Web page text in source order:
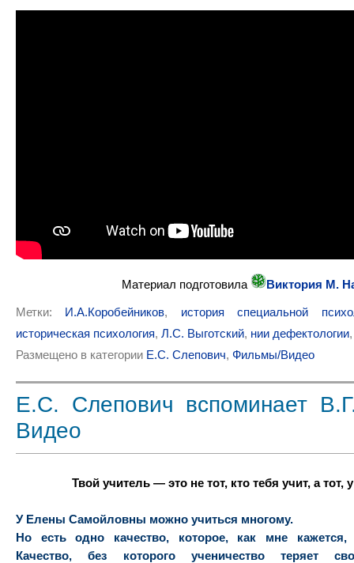
Материал подготовила Виктория М.
Метки: И.А.Коробейников, история специальной
историческая психология, Л.С. Выготский, нии дефектологии
Размещено в категории Е.С. Слепович, Фильмы/Видео
Е.С. Слепович вспоминает
Видео
Твой учитель — это не тот, кто тебя учит, а тот,
У Елены Самойловны можно учиться многому.
Но есть одно качество, которое, как мне кажется,
Качество, без которого ученичество теряет